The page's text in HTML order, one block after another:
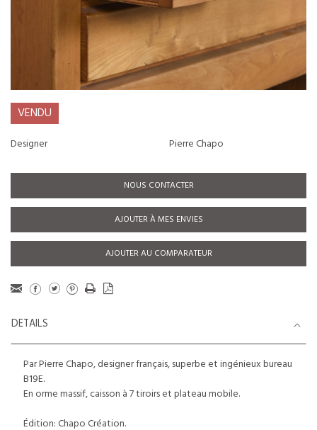
VENDU
Designer Pierre Chapo
NOUS CONTACTER
AJOUTER À MES ENVIES
AJOUTER AU COMPARATEUR
DETAILS
Par Pierre Chapo, designer français, superbe et ingénieux bureau
B19E.
En orme massif, caisson à 7 tiroirs et plateau mobile.
Édition: Chapo Création.